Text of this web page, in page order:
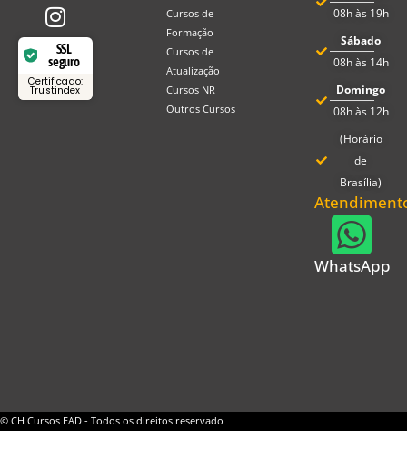
SSL
seguro
Certificado:
Trustindex
Cursos de
Formação
Cursos de
Atualização
Cursos NR
Outros Cursos
08h às 19h
Sábado
08h às 14h
Domingo
08h às 12h
(Horário
de
Brasília)
WhatsApp
© CH Cursos EAD - Todos os direitos reservado